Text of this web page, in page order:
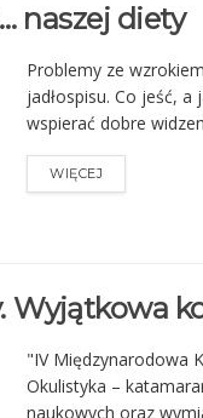
naszej diety
Problemy ze
jadłospisu. Co jeść,
wspierać dobre
WIĘCEJ
Wyjątkowa
"IV Międzynarodowa
Okulistyka –
naukowych oraz